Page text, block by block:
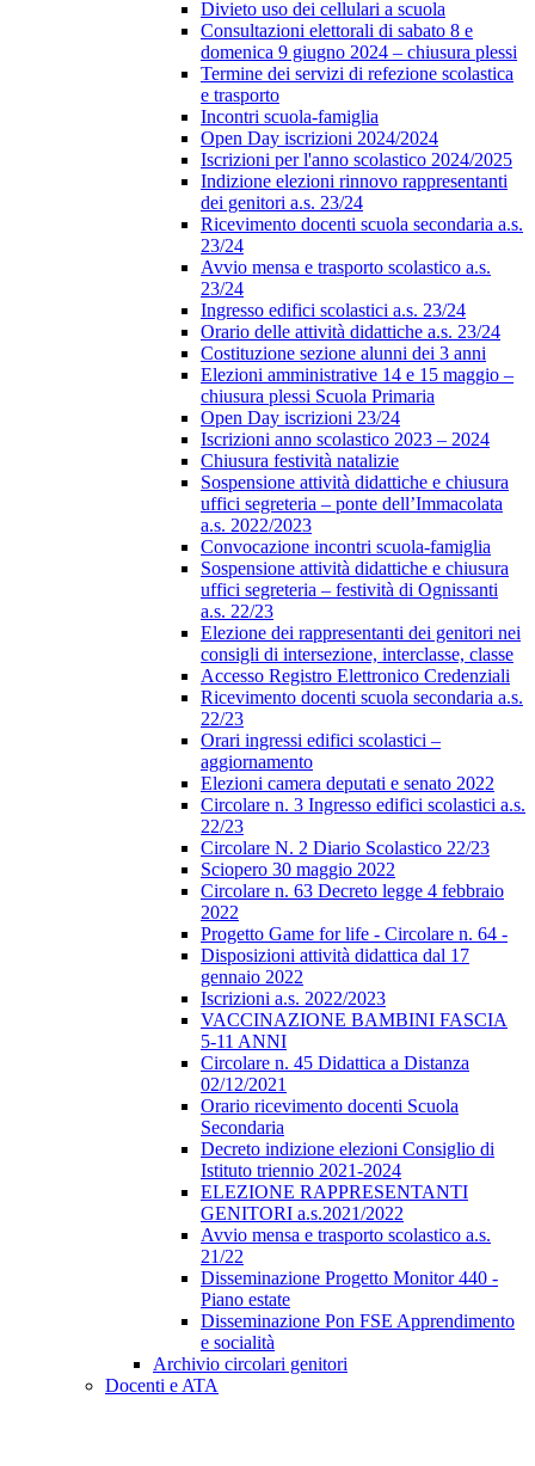
Divieto uso dei cellulari a scuola
Consultazioni elettorali di sabato 8 e
domenica 9 giugno 2024 – chiusura plessi
Termine dei servizi di refezione scolastica
e trasporto
Incontri scuola-famiglia
Open Day iscrizioni 2024/2024
Iscrizioni per l'anno scolastico 2024/2025
Indizione elezioni rinnovo rappresentanti
dei genitori a.s. 23/24
Ricevimento docenti scuola secondaria a.s.
23/24
Avvio mensa e trasporto scolastico a.s.
23/24
Ingresso edifici scolastici a.s. 23/24
Orario delle attività didattiche a.s. 23/24
Costituzione sezione alunni dei 3 anni
Elezioni amministrative 14 e 15 maggio –
chiusura plessi Scuola Primaria
Open Day iscrizioni 23/24
Iscrizioni anno scolastico 2023 – 2024
Chiusura festività natalizie
Sospensione attività didattiche e chiusura
uffici segreteria – ponte dell’Immacolata
a.s. 2022/2023
Convocazione incontri scuola-famiglia
Sospensione attività didattiche e chiusura
uffici segreteria – festività di Ognissanti
a.s. 22/23
Elezione dei rappresentanti dei genitori nei
consigli di intersezione, interclasse, classe
Accesso Registro Elettronico Credenziali
Ricevimento docenti scuola secondaria a.s.
22/23
Orari ingressi edifici scolastici –
aggiornamento
Elezioni camera deputati e senato 2022
Circolare n. 3 Ingresso edifici scolastici a.s.
22/23
Circolare N. 2 Diario Scolastico 22/23
Sciopero 30 maggio 2022
Circolare n. 63 Decreto legge 4 febbraio
2022
Progetto Game for life - Circolare n. 64 -
Disposizioni attività didattica dal 17
gennaio 2022
Iscrizioni a.s. 2022/2023
VACCINAZIONE BAMBINI FASCIA
5-11 ANNI
Circolare n. 45 Didattica a Distanza
02/12/2021
Orario ricevimento docenti Scuola
Secondaria
Decreto indizione elezioni Consiglio di
Istituto triennio 2021-2024
ELEZIONE RAPPRESENTANTI
GENITORI a.s.2021/2022
Avvio mensa e trasporto scolastico a.s.
21/22
Disseminazione Progetto Monitor 440 -
Piano estate
Disseminazione Pon FSE Apprendimento
e socialità
Archivio circolari genitori
Docenti e ATA